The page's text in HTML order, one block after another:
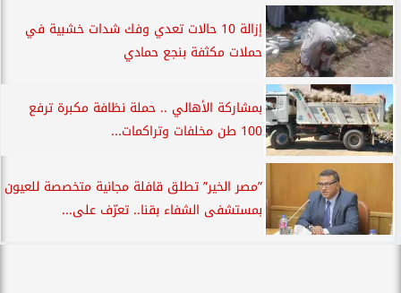
إزالة 10 حالات تعدي وفك شدات خشبية في
حملات مكثفة بنجع حمادي
بمشاركة الأهالي .. حملة نظافة مكبرة ترفع
100 طن مخلفات وتراكمات...
”مصر الخير” تطلق قافلة مجانية متخصصة للعيون
بمستشفى الشفاء بقنا.. تعرّف على...